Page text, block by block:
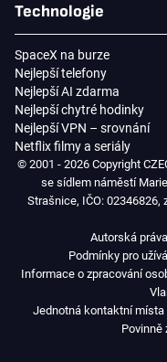
Technologie
SpaceX na burze
Nejlepší telefony
Nejlepší AI zdarma
Nejlepší chytré hodinky
Nejlepší VPN – srovnání
Netflix filmy a seriály
© 2001 - 2026 Copyright
se sídlem náměstí
Strašnice, IČO: 02346826,
Autorská
Podmínky pro
Informace o zpracování
Jednotná kontaktní
Povinně